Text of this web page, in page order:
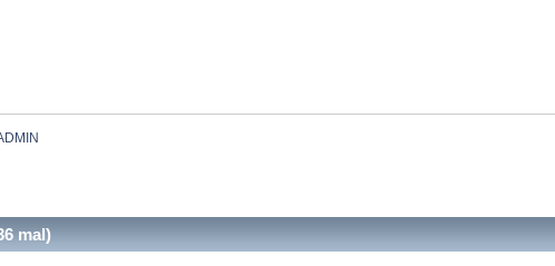
mal)